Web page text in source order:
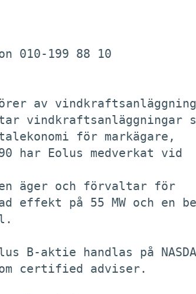
010-199 88 10
av
vindkraftsanläggningar
för markägare,
har Eolus medverkat vid
äger och förvaltar för
effekt på 55 MW och en
aktie handlas på
certified adviser.